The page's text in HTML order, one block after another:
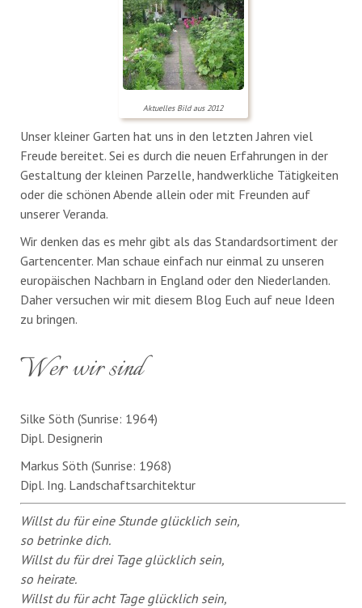
Aktuelles Bild aus 2012
Unser kleiner Garten hat uns in den letzten Jahren viel
Freude bereitet. Sei es durch die neuen Erfahrungen in der
Gestaltung der kleinen Parzelle, handwerkliche Tätigkeiten
oder die schönen Abende allein oder mit Freunden auf
unserer Veranda.
Wir denken das es mehr gibt als das Standardsortiment der
Gartencenter. Man schaue einfach nur einmal zu unseren
europäischen Nachbarn in England oder den Niederlanden.
Daher versuchen wir mit diesem Blog Euch auf neue Ideen
zu bringen.
Wer wir sind
Silke Söth (Sunrise: 1964)
Dipl. Designerin
Markus Söth (Sunrise: 1968)
Dipl. Ing. Landschaftsarchitektur
Willst du für eine Stunde glücklich sein,
so betrinke dich.
Willst du für drei Tage glücklich sein,
so heirate.
Willst du für acht Tage glücklich sein,